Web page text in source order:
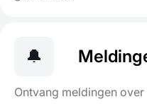
🔔
Ontvang meldingen